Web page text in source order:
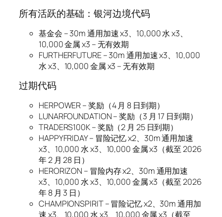
所有活跃的基础：银河边境代码
基金会 – 30m 通用加速 x3、10,000 水 x3、
10,000 金属 x3 – 无有效期
FURTHERFUTURE – 30m 通用加速 x3、10,000
水 x3、10,000 金属 x3 – 无有效期
过期代码
HERPOWER – 奖励（4 月 8 日到期）
LUNARFOUNDATION – 奖励（3 月 17 日到期）
TRADERS100K – 奖励（2 月 25 日到期）
HAPPYFRIDAY – 冒险记忆 x2、30m 通用加速
x3、10,000 水 x3、10,000 金属 x3（截至 2026
年 2 月 28 日）
HERORIZON – 冒险内存 x2、30m 通用加速
x3、10,000 水 x3、10,000 金属 x3（截至 2026
年 8 月 3 日）
CHAMPIONSPIRIT – 冒险记忆 x2、30m 通用加
速 x3、10,000 水 x3、10,000 金属 x3（截至